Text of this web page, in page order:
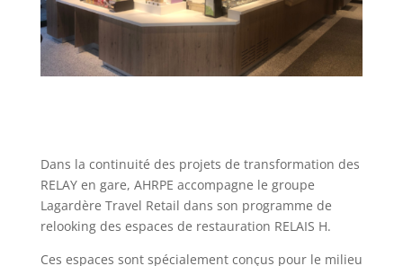
Dans la continuité des projets de transformation des
RELAY en gare, AHRPE accompagne le groupe
Lagardère Travel Retail dans son programme de
relooking des espaces de restauration RELAIS H.
Ces espaces sont spécialement conçus pour le milieu